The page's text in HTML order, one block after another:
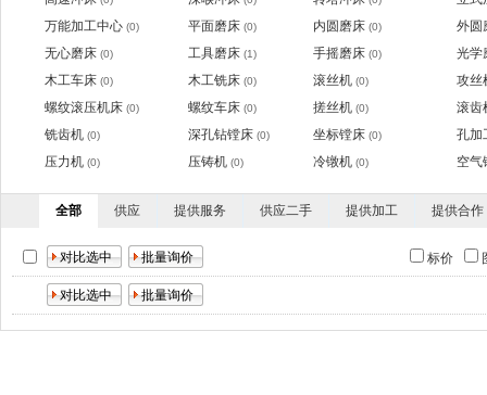
万能加工中心 (0) 平面磨床 (0) 内圆磨床 (0)
外圆
无心磨床 (0) 工具磨床 (1) 手摇磨床 (0)
光学
木工车床 (0) 木工铣床 (0) 滚丝机 (0)
攻丝
螺纹滚压机床 (0) 螺纹车床 (0) 搓丝机 (0)
滚齿
铣齿机 (0) 深孔钻镗床 (0) 坐标镗床 (0)
孔加
压力机 (0) 压铸机 (0) 冷镦机 (0) 空气
全部 供应 提供服务 供应二手 提供加工 提供合作
标价